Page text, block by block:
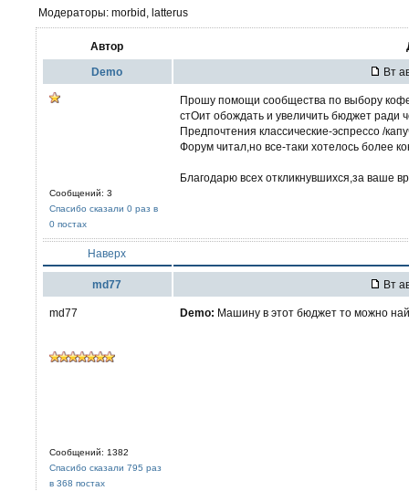
Модераторы: morbid, latterus
Автор
Demo Вт
Сообщений: 3
Спасибо сказали 0 раз в
0 постах
Прошу помощи сообщества по выбору
стОит обождать и увеличить бюджет ради
Предпочтения классические-эспрессо /
Форум читал,но все-таки хотелось более
Благодарю всех откликнувшихся,за ваше
Наверх
md77 Вт
md77
Сообщений: 1382
Спасибо сказали 795 раз
в 368 постах
Demo: Машину в этот бюджет то можно